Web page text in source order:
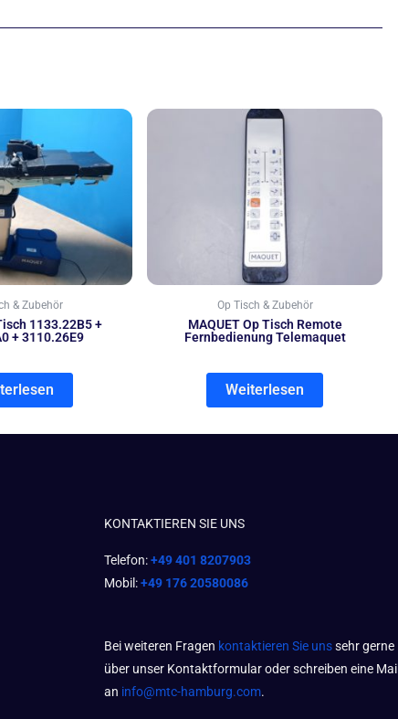
& Zubehör
1133.22B5 +
+ 3110.26E9
Op Tisch & Zubehör
MAQUET Op Tisch Remote
Fernbedienung Telemaquet
Weiterlesen
KONTAKTIEREN SIE UNS
Telefon:+49 401 8207903
Mobil:+49 176 20580086
Bei weiteren Fragen kontaktieren Sie unssehr gerne
über unser Kontaktformular oder schreiben eine Mail
an info@mtc-hamburg.com.